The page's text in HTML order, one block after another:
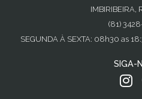
IMBIRIBEIRA,
(81)
SEGUNDA À SEXTA: 08h30 as
SIGA-